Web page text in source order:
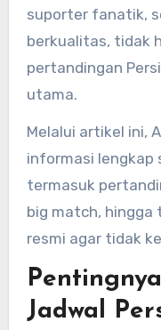
suporter fanatik,
berkualitas, tidak
pertandingan
utama.
Melalui artikel ini,
informasi lengkap
termasuk
big match,
resmi agar tidak
Jadwal